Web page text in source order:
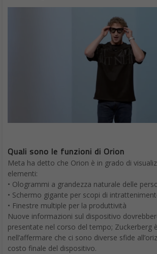
Quali sono le funzioni di Orion
Meta ha detto che Orion è in grado di
elementi:
• Ologrammi a grandezza naturale delle
• Schermo gigante per scopi di
• Finestre multiple per la produttività
Nuove informazioni sul dispositivo
presentate nel corso del tempo; Zuckerberg
nell’affermare che ci sono diverse sfide
costo finale del dispositivo.